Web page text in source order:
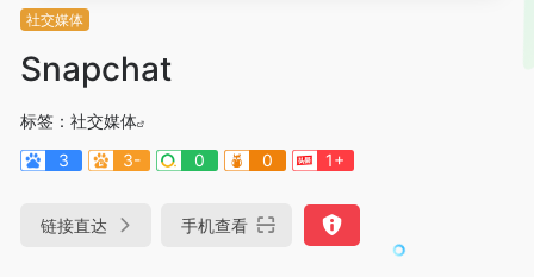
社交媒体
Snapchat
标签： 社交媒体
3
3- 0 0 1+
链接直达 手机查看